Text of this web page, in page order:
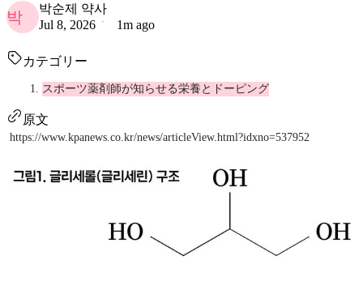
박
박순제 약사
Jul 8, 2026
1m ago
カテゴリー
スポーツ薬剤師が知らせる栄養とドーピング
原文
https://www.kpanews.co.kr/news/articleView.html?idxno=537952